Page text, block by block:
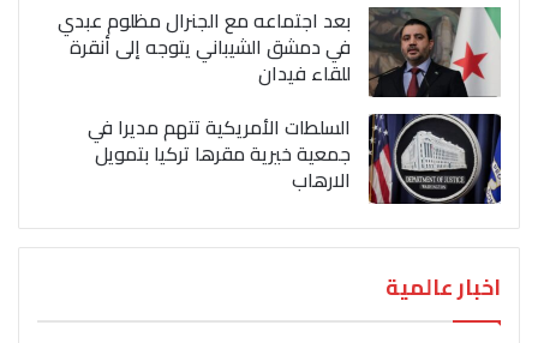
بعد اجتماعه مع الجنرال مظلوم عبدي
في دمشق الشيباني يتوجه إلى أنقرة
للقاء فيدان
السلطات الأمريكية تتهم مديرا في
جمعية خيرية مقرها تركيا بتمويل
الارهاب
اخبار عالمية